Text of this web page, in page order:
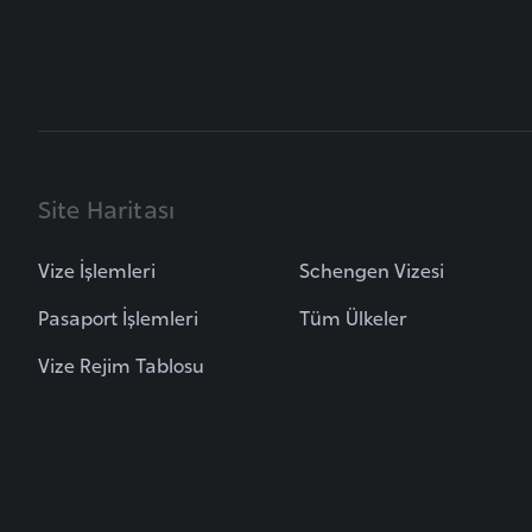
Site Haritası
Vize İşlemleri
Pasaport İşlemleri
Vize Rejim Tablosu
Schengen Vizesi
Tüm Ülkeler
s
e
l